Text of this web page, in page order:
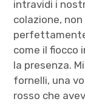
intravidi i
colazione,
come il fiocco
la presenza.
fornelli, una
rosso che